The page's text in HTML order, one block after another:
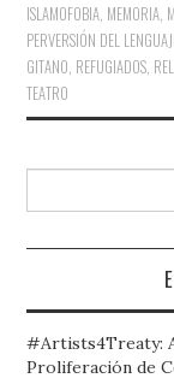
ISLAMOFOBIA MEMORIA
PERVERSIÓN DEL
GITANO REFUGIADOS
TEATRO
#Artists4Treaty:
Proliferación de